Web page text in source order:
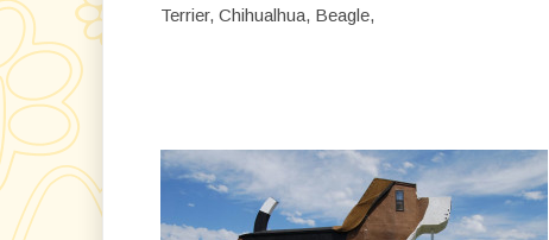
Terrier, Chihualhua, Beagle,